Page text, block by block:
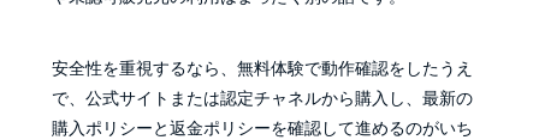
安全性を重視するなら、無料体験で動作確認をしたうえ
で、公式サイトまたは認定チャネルから購入し、最新の
購入ポリシーと返金ポリシーを確認して進めるのがいち